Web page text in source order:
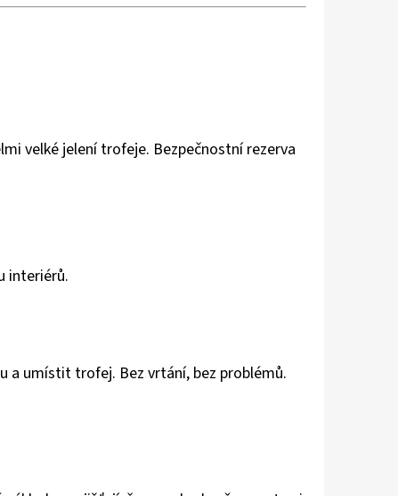
velké jelení trofeje. Bezpečnostní rezerva
interiérů.
a umístit trofej. Bez vrtání, bez problémů.